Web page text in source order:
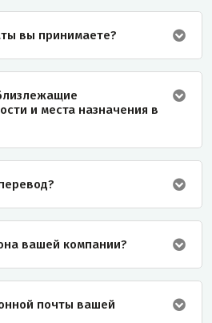
вы принимаете?
и места назначения в
вашей компании?
почты вашей